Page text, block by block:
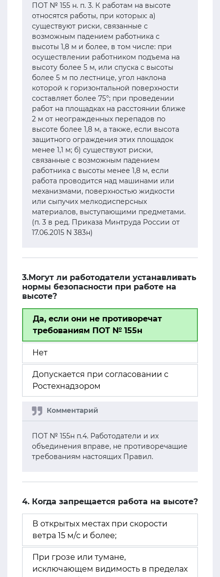
ПОТ № 155 н. п. 3. К работам на высоте
относятся работы, при которых: а)
существуют риски, связанные с
возможным падением работника с
высоты 1,8 м и более, в том числе: при
осуществлении работником подъема на
высоту более 5 м, или спуска с высоты
более 5 м по лестнице, угол наклона
которой к горизонтальной поверхности
составляет более 75°; при проведении
работ на площадках на расстоянии ближе
2 м от неогражденных перепадов по
высоте более 1,8 м, а также, если высота
защитного ограждения этих площадок
менее 1,1 м; б) существуют риски,
связанные с возможным падением
работника с высоты менее 1,8 м, если
работа проводится над машинами или
механизмами, поверхностью жидкости
или сыпучих мелкодисперсных
материалов, выступающими предметами.
(п. 3 в ред. Приказа Минтруда России от
17.06.2015 N 383н)
3.Могут ли работодатели устанавливать
нормы безопасности при работе на
высоте?
Да, если они не противоречат
требованиям ПОТ № 155н
Нет
Допускается при согласовании с
Ростехнадзором
ПОТ № 155н п.4. Работодатели и их
объединения вправе, не противоречащие
требованиям настоящих Правил.
4. Когда запрещается работа на высоте?
В открытых местах при скорости
ветра 15 м/с и более;
При грозе или тумане,
исключающем видимость в пределах